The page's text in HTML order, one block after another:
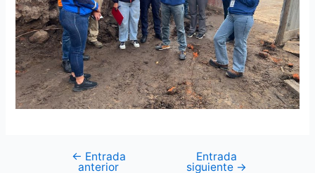
← Entrada
anterior
Entrada
siguiente →